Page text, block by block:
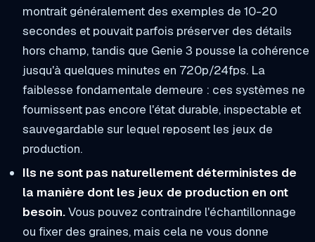
montrait généralement des exemples de 10-20
secondes et pouvait parfois préserver des détails
hors champ, tandis que Genie 3 pousse la cohérence
jusqu'à quelques minutes en 720p/24fps. La
faiblesse fondamentale demeure : ces systèmes ne
fournissent pas encore l'état durable, inspectable et
sauvegardable sur lequel reposent les jeux de
production.
Ils ne sont pas naturellement déterministes de
la manière dont les jeux de production en ont
besoin.Vous pouvez contraindre l'échantillonnage
ou fixer des graines, mais cela ne vous donne